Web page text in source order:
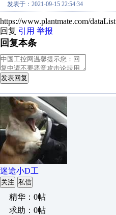
发表于：2021-09-15 22:54:34
https://www.plantmate.com/dataList
回复 引用 举报
回复本条
发表回复
迷途小D工
关注 私信
精华：0帖
求助：0帖